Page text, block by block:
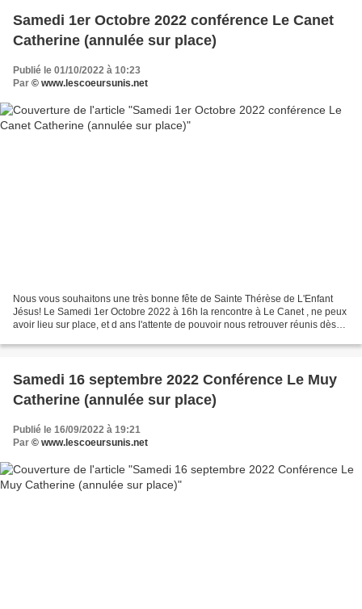
Samedi 1er Octobre 2022 conférence Le Canet
Catherine (annulée sur place)
Publié le 01/10/2022 à 10:23
Par © www.lescoeursunis.net
Nous vous souhaitons une très bonne fête de Sainte Thérèse de L'Enfant
Jésus! Le Samedi 1er Octobre 2022 à 16h la rencontre à Le Canet , ne peux
avoir lieu sur place, et d ans l'attente de pouvoir nous retrouver réunis dès
Samedi 16 septembre 2022 Conférence Le Muy
Catherine (annulée sur place)
Publié le 16/09/2022 à 19:21
Par © www.lescoeursunis.net